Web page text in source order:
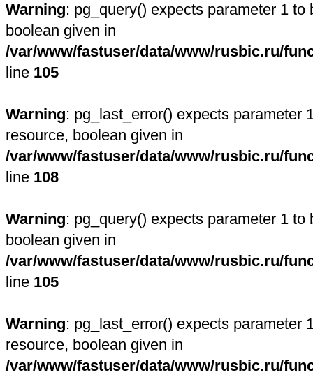
Warning: pg_query() expects parameter 1 to
boolean given in
/var/www/fastuser/data/www/rusbic.ru/
line 105
Warning: pg_last_error() expects parameter
resource, boolean given in
/var/www/fastuser/data/www/rusbic.ru/
line 108
Warning: pg_query() expects parameter 1 to
boolean given in
/var/www/fastuser/data/www/rusbic.ru/
line 105
Warning: pg_last_error() expects parameter
resource, boolean given in
/var/www/fastuser/data/www/rusbic.ru/